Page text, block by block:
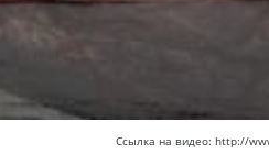
Ссылка на видео: http://